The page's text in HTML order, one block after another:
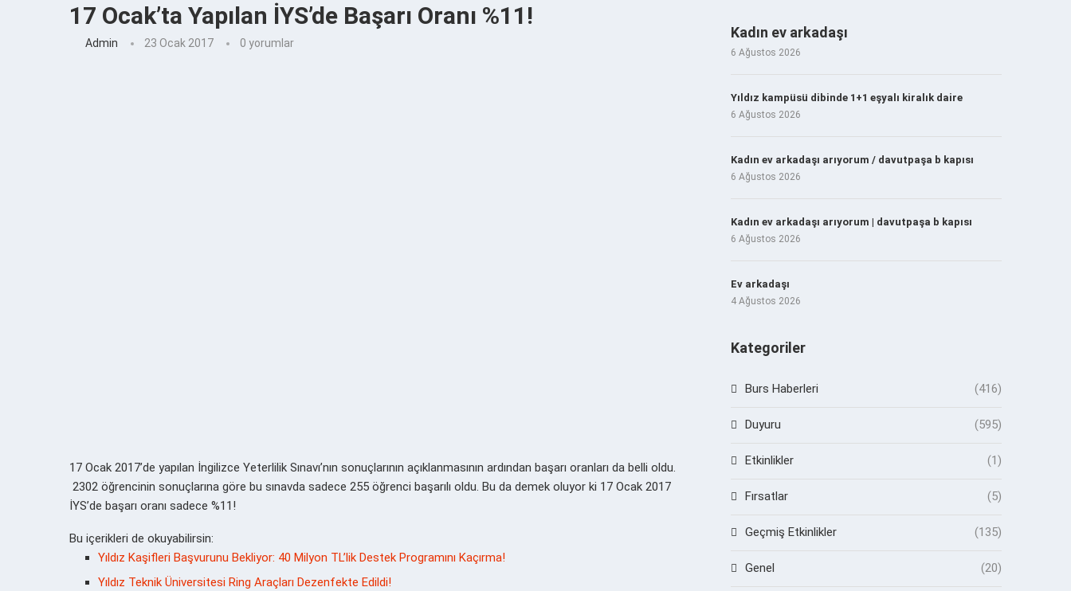
17 Ocak’ta Yapılan İYS’de Başarı Oranı %11!
Admin 23 Ocak 2017 0 yorumlar
17 Ocak 2017’de yapılan İngilizce Yeterlilik Sınavı’nın sonuçlarının açıklanmasının ardından başarı oranları da belli oldu.
2302 öğrencinin sonuçlarına göre bu sınavda sadece 255 öğrenci başarılı oldu. Bu da demek oluyor ki 17 Ocak 2017
İYS’de başarı oranı sadece %11!
Bu içerikleri de okuyabilirsin:
Yıldız Kaşifleri Başvurunu Bekliyor: 40 Milyon TL’lik Destek Programını Kaçırma!
Yıldız Teknik Üniversitesi Ring Araçları Dezenfekte Edildi!
Kadın ev arkadaşı
6 Ağustos 2026
Yıldız kampüsü dibinde 1+1 eşyalı kiralık daire
6 Ağustos 2026
Kadın ev arkadaşı arıyorum / davutpaşa b kapısı
6 Ağustos 2026
Kadın ev arkadaşı arıyorum | davutpaşa b kapısı
6 Ağustos 2026
Ev arkadaşı
4 Ağustos 2026
Kategoriler
Burs Haberleri (416)
Duyuru (595)
Etkinlikler (1)
Fırsatlar (5)
Geçmiş Etkinlikler (135)
Genel (20)